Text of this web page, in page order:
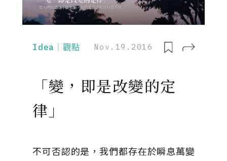
Idea｜觀點 Nov.19.2016
「變，即是改變的定
律」
不可否認的是，我們都存在於瞬息萬變